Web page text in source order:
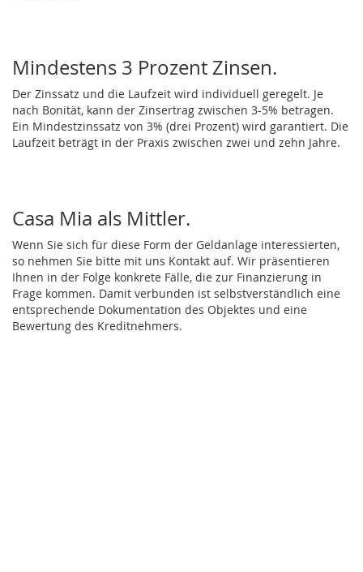
Mindestens 3 Prozent Zinsen.
Der Zinssatz und die Laufzeit wird individuell geregelt. Je
nach Bonität, kann der Zinsertrag zwischen 3-5% betragen.
Ein Mindestzinssatz von 3% (drei Prozent) wird garantiert. Die
Laufzeit beträgt in der Praxis zwischen zwei und zehn Jahre.
Casa Mia als Mittler.
Wenn Sie sich für diese Form der Geldanlage interessierten,
so nehmen Sie bitte mit uns Kontakt auf. Wir präsentieren
Ihnen in der Folge konkrete Fälle, die zur Finanzierung in
Frage kommen. Damit verbunden ist selbstverständlich eine
entsprechende Dokumentation des Objektes und eine
Bewertung des Kreditnehmers.